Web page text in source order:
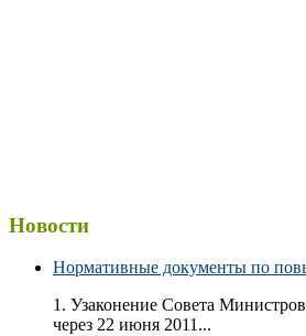
Новости
Нормативные документы по
1. Узаконение Совета
через 22 июня 2011...